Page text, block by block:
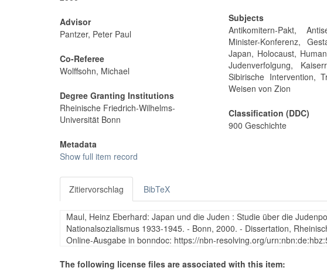
Advisor
Pantzer, Peter Paul
Co-Referee
Wolffsohn, Michael
Degree Granting Institutions
Rheinische Friedrich-Wilhelms-
Universität Bonn
Metadata
Show full item record
Subjects
Antikomitern-Pakt,
Minister-Konferenz,
Japan, Holocaust,
Judenverfolgung,
Sibirische Intervention,
Weisen von Zion
Classification (DDC)
900 Geschichte
Zitiervorschlag BibTeX
Maul, Heinz Eberhard: Japan und die Juden : Studie über die
Nationalsozialismus 1933-1945. - Bonn, 2000. - Dissertation,
Online-Ausgabe in bonndoc: https://nbn-resolving.org/
The following license files are associated with this item: